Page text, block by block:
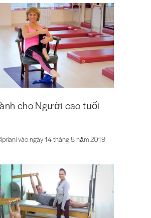
cho Người cao tuổi
vào ngày 14 tháng 8 năm 2019